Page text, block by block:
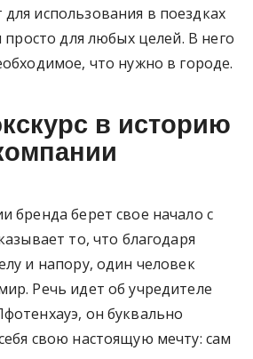
использования в поездках
просто для любых целей. В него
что нужно в городе.
в историю
бренда берет свое начало с
то, что благодаря
и напору, один человек
Речь идет об учредителе
он буквально
свою настоящую мечту: сам